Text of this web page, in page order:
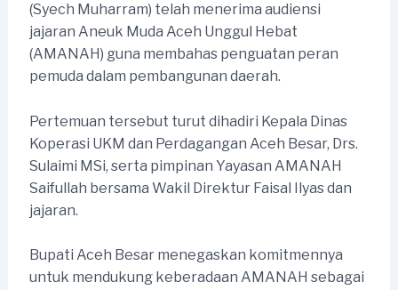
(Syech Muharram) telah menerima audiensi
jajaran Aneuk Muda Aceh Unggul Hebat
(AMANAH) guna membahas penguatan peran
pemuda dalam pembangunan daerah.
Pertemuan tersebut turut dihadiri Kepala Dinas
Koperasi UKM dan Perdagangan Aceh Besar, Drs.
Sulaimi MSi, serta pimpinan Yayasan AMANAH
Saifullah bersama Wakil Direktur Faisal Ilyas dan
jajaran.
Bupati Aceh Besar menegaskan komitmennya
untuk mendukung keberadaan AMANAH sebagai